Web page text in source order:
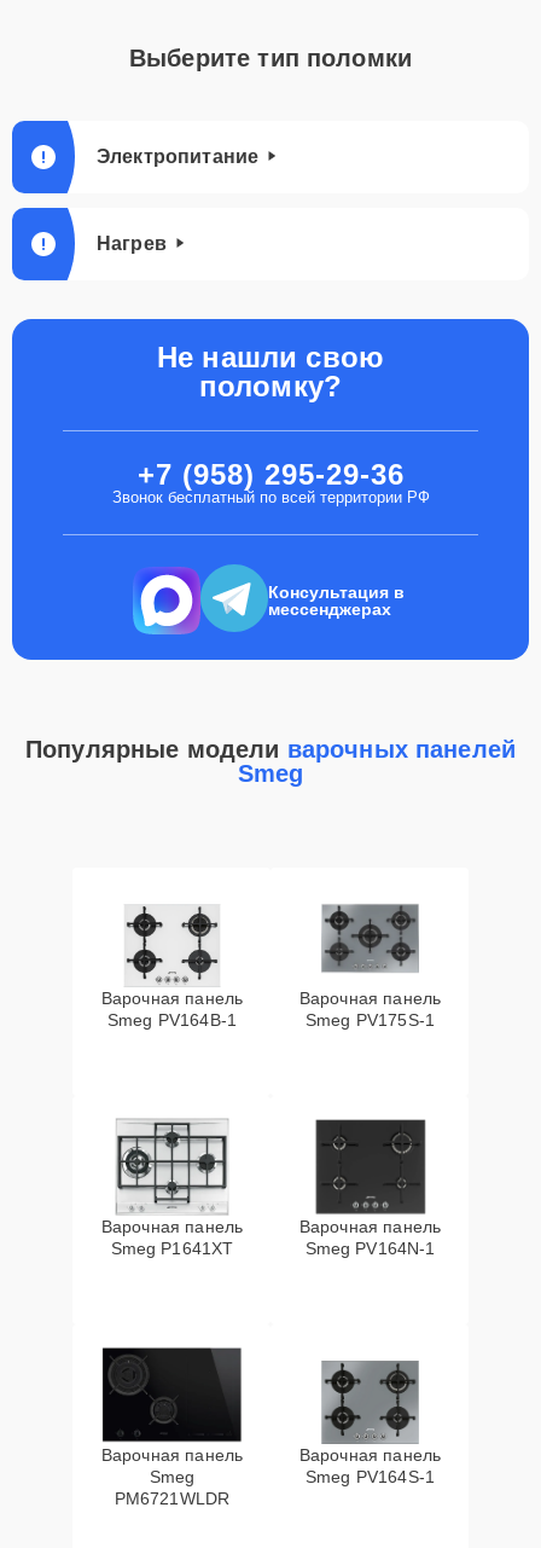
Выберите тип поломки
Электропитание
Нагрев
Не нашли свою
поломку?
+7 (958) 295-29-36
Звонок бесплатный по всей территории РФ
Консультация в
мессенджерах
Популярные модели варочных панелей
Smeg
Варочная панель
Smeg PV164B-1
Варочная панель
Smeg PV175S-1
Варочная панель
Smeg P1641XT
Варочная панель
Smeg PV164N-1
Варочная панель
Smeg
PM6721WLDR
Варочная панель
Smeg PV164S-1